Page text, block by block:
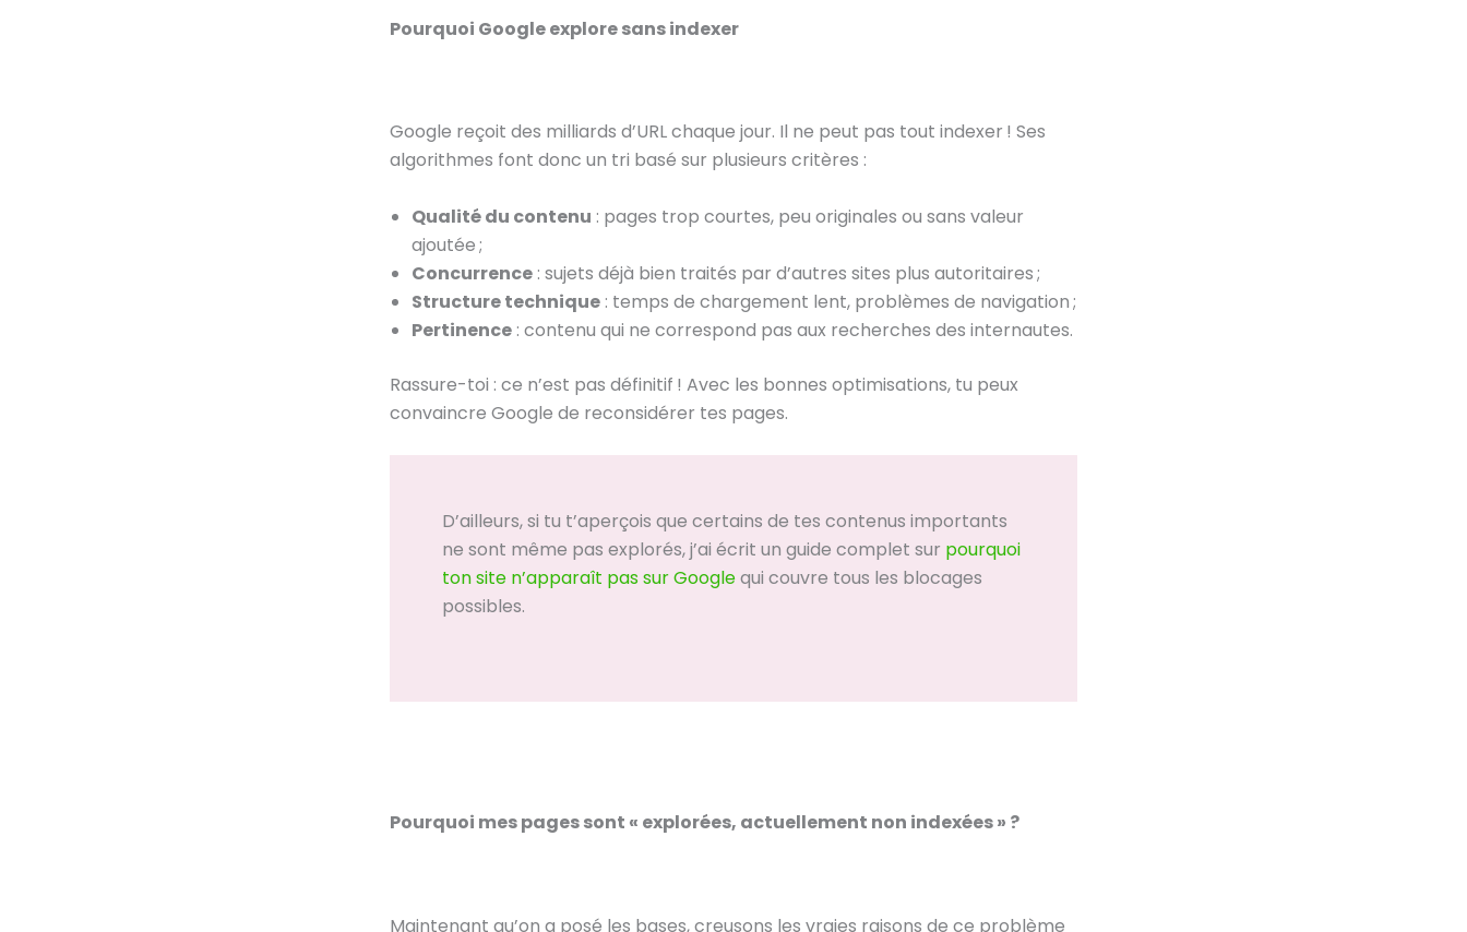
Pourquoi Google explore sans indexer
Google reçoit des milliards d’URL chaque jour. Il ne peut pas tout indexer ! Ses
algorithmes font donc un tri basé sur plusieurs critères :
Qualité du contenu : pages trop courtes, peu originales ou sans valeur
ajoutée ;
Concurrence : sujets déjà bien traités par d’autres sites plus autoritaires ;
Structure technique : temps de chargement lent, problèmes de navigation ;
Pertinence : contenu qui ne correspond pas aux recherches des internautes.
Rassure-toi : ce n’est pas définitif ! Avec les bonnes optimisations, tu peux
convaincre Google de reconsidérer tes pages.
D’ailleurs, si tu t’aperçois que certains de tes contenus importants
ne sont même pas explorés, j’ai écrit un guide complet sur pourquoi
ton site n’apparaît pas sur Googlequi couvre tous les blocages
possibles.
Pourquoi mes pages sont « explorées, actuellement non indexées » ?
Maintenant qu’on a posé les bases, creusons les vraies raisons de ce problème